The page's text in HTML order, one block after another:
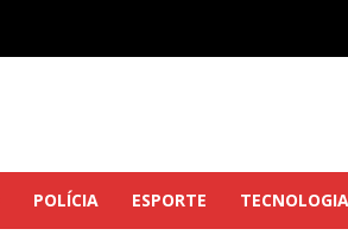
POLÍCIA ESPORTE TECNOLOGIA